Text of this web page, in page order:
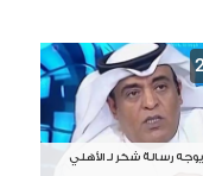
يوجه رسالة شكر لـ الأهلي